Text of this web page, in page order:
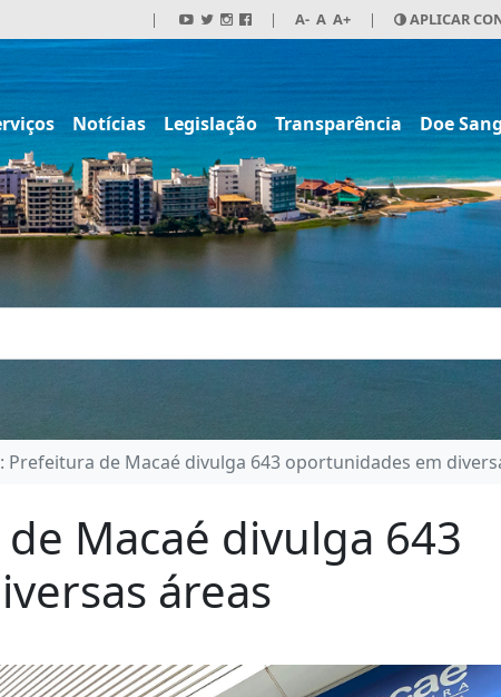
| | A- A A+ | APLICAR
Notícias Legislação Transparência Doe
Prefeitura de Macaé divulga 643 oportunidades em
Macaé divulga 643
áreas